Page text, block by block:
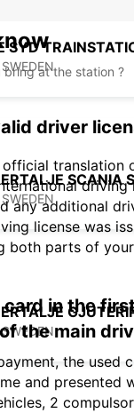
SYD
SCANIA
bring at the station ?
driver
official translation
driving
any additional
license was
both parts of
in the
the main
the used
and presented
2